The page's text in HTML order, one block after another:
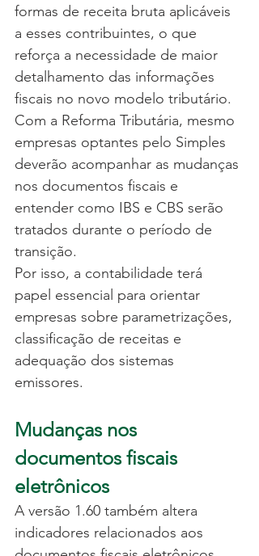
formas de receita bruta aplicáveis
a esses contribuintes, o que
reforça a necessidade de maior
detalhamento das informações
fiscais no novo modelo tributário.
Com a Reforma Tributária, mesmo
empresas optantes pelo Simples
deverão acompanhar as mudanças
nos documentos fiscais e
entender como IBS e CBS serão
tratados durante o período de
transição.
Por isso, a contabilidade terá
papel essencial para orientar
empresas sobre parametrizações,
classificação de receitas e
adequação dos sistemas
emissores.
Mudanças nos
documentos fiscais
eletrônicos
A versão 1.60 também altera
indicadores relacionados aos